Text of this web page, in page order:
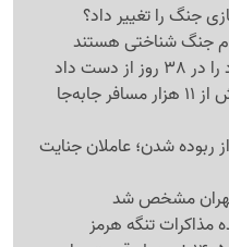
جنگ را تغییر داد؟
جنگ شناختی هستند
داد
رشد 15 درصدی سفر به کیش؛ بیش از 11 هزار مسافر جابه‌جا
شدن؛ عاملان جنایت
تهران مشخص شد
مذاکرات تنگه هرمز